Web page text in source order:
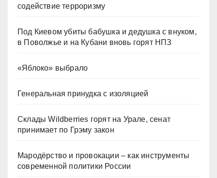
содействие терроризму
Под Киевом убиты бабушка и дедушка с внуком,
в Поволжье и на Кубани вновь горят НПЗ
«Яблоко» выбрало
Генеральная принудка с изоляцией
Склады Wildberries горят на Урале, сенат
принимает по Грэму закон
Мародёрство и провокации – как инструменты
современной политики России